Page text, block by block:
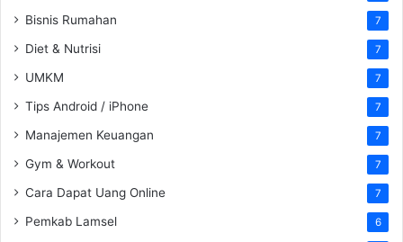
Bisnis Rumahan 7
Diet & Nutrisi 7
UMKM 7
Tips Android / iPhone 7
Manajemen Keuangan 7
Gym & Workout 7
Cara Dapat Uang Online 7
Pemkab Lamsel 6